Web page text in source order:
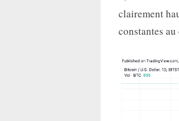
clairement
constantes